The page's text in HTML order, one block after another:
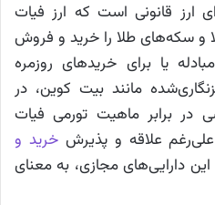
ارز قانونی است که ارز فیات
و سکه‌های طلا را خرید و فروش
یا برای خریدهای روزمره
مانند بیت کوین، در
در برابر ماهیت تورمی فیات
علاقه و پذیرشخرید و
دارایی‌های مجازی، به معنای